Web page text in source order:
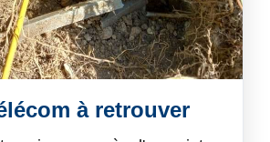
à retrouver